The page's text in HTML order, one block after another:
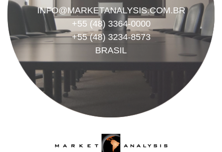
INFO@MARKETANALYSIS.COM.BR
+55 (48) 3364-0000
+55 (48) 3234-8573
BRASIL